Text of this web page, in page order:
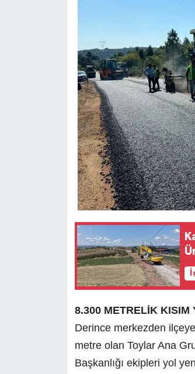
8.300 METRELİK KISIM
Derince merkezden
metre olan Toylar Ana
Başkanlığı ekipleri yol